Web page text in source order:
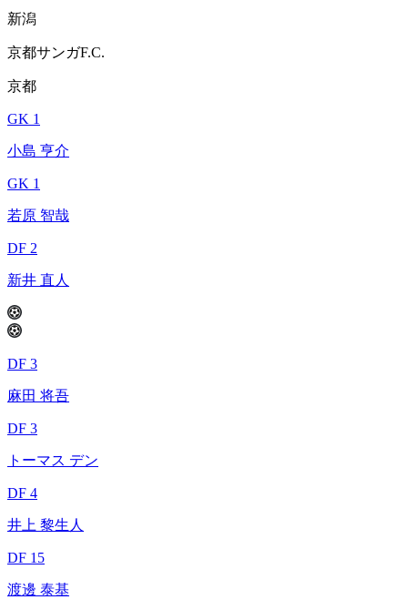
新潟
京都サンガF.C.
京都
GK 1
小島 亨介
GK 1
若原 智哉
DF 2
新井 直人
DF 3
麻田 将吾
DF 3
トーマス デン
DF 4
井上 黎生人
DF 15
渡邊 泰基